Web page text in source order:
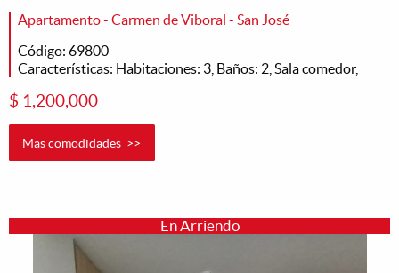
Apartamento - Carmen de Viboral - San José
Código: 69800
Características: Habitaciones: 3, Baños: 2, Sala comedor,
$ 1,200,000
Mas comodidades >>
En Arriendo